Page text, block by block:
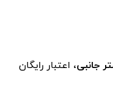
جانبی، اعتبار رایگان